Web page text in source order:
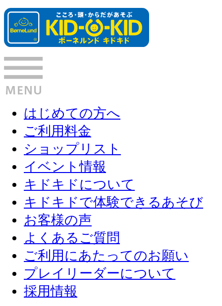
はじめての方へ
ご利用料金
ショップリスト
イベント情報
キドキドについて
キドキドで体験できるあそび
お客様の声
よくあるご質問
ご利用にあたってのお願い
プレイリーダーについて
採用情報